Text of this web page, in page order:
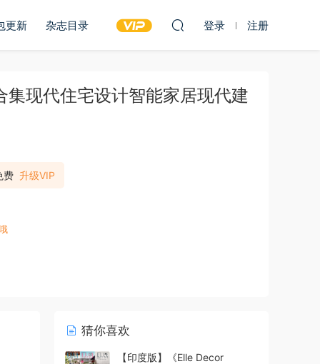
更新 杂志目录 登录 注册
现代住宅设计智能家居现代建
费 升级VIP
猜你喜欢
【印度版】《Elle Decor